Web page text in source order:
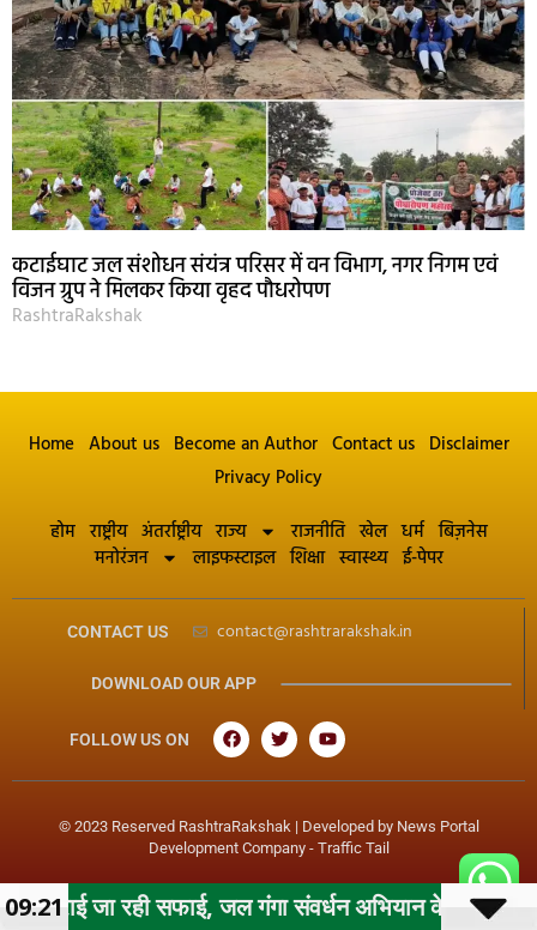
कटाईघाट जल संशोधन संयंत्र परिसर में वन विभाग, नगर निगम एवं
विजन ग्रुप ने मिलकर किया वृहद पौधरोपण
RashtraRakshak
Home About us Become an Author Contact us Disclaimer
Privacy Policy
होम राष्ट्रीय अंतर्राष्ट्रीय राज्य राजनीति खेल धर्म बिज़नेस
मनोरंजन
लाइफस्टाइल शिक्षा स्वास्थ्य ई-पेपर
CONTACT US contact@rashtrarakshak.in
DOWNLOAD OUR APP
FOLLOW US ON
© 2023 Reserved RashtraRakshak | Developed by News Portal
Development Company- Traffic Tail
सफाई, जल गंगा संवर्धन अभियान के तहत महापौर के
09:21